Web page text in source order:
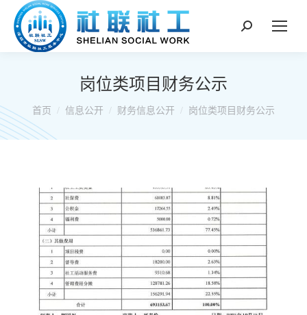
搜
岗位类项目财务公示
你在这里：
首页 信息公开 财务信息公开 岗位类项目财务公示